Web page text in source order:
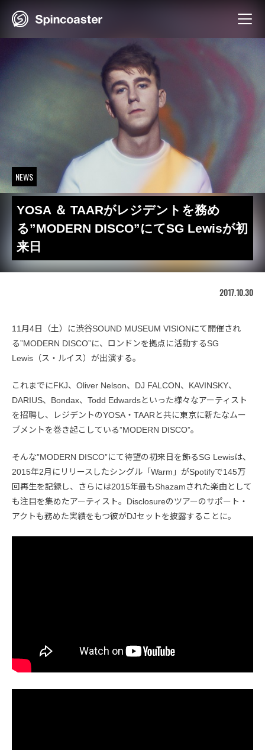
NEWS
YOSA ＆ TAARがレジデントを務め
る”MODERN DISCO”にてSG Lewisが初
来日
2017.10.30
11月4日（土）に渋谷SOUND MUSEUM VISIONにて開催され
る”MODERN DISCO”に、ロンドンを拠点に活動するSG
Lewis（ス・ルイス）が出演する。
これまでにFKJ、Oliver Nelson、DJ FALCON、KAVINSKY、
DARIUS、Bondax、Todd Edwardsといった様々なアーティスト
を招聘し、レジデントのYOSA・TAARと共に東京に新たなムー
ブメントを巻き起こしている”MODERN DISCO”。
そんな”MODERN DISCO”にて待望の初来日を飾るSG Lewisは、
2015年2月にリリースしたシングル「Warm」がSpotifyで145万
回再生を記録し、さらには2015年最もShazamされた楽曲として
も注目を集めたアーティスト。Disclosureのツアーのサポート・
アクトも務めた実績をもつ彼がDJセットを披露することに。